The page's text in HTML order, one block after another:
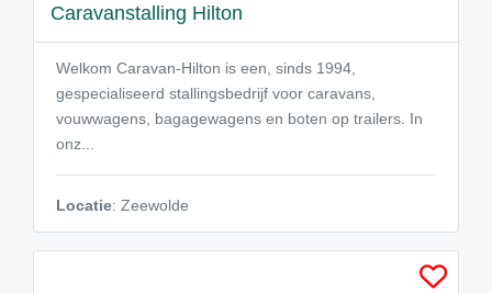
Caravanstalling Hilton
Welkom Caravan-Hilton is een, sinds 1994,
gespecialiseerd stallingsbedrijf voor caravans,
vouwwagens, bagagewagens en boten op trailers. In
onz...
Locatie: Zeewolde